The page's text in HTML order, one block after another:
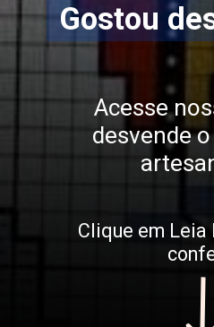
Gostou
Acesse
desvende
Clique em Leia